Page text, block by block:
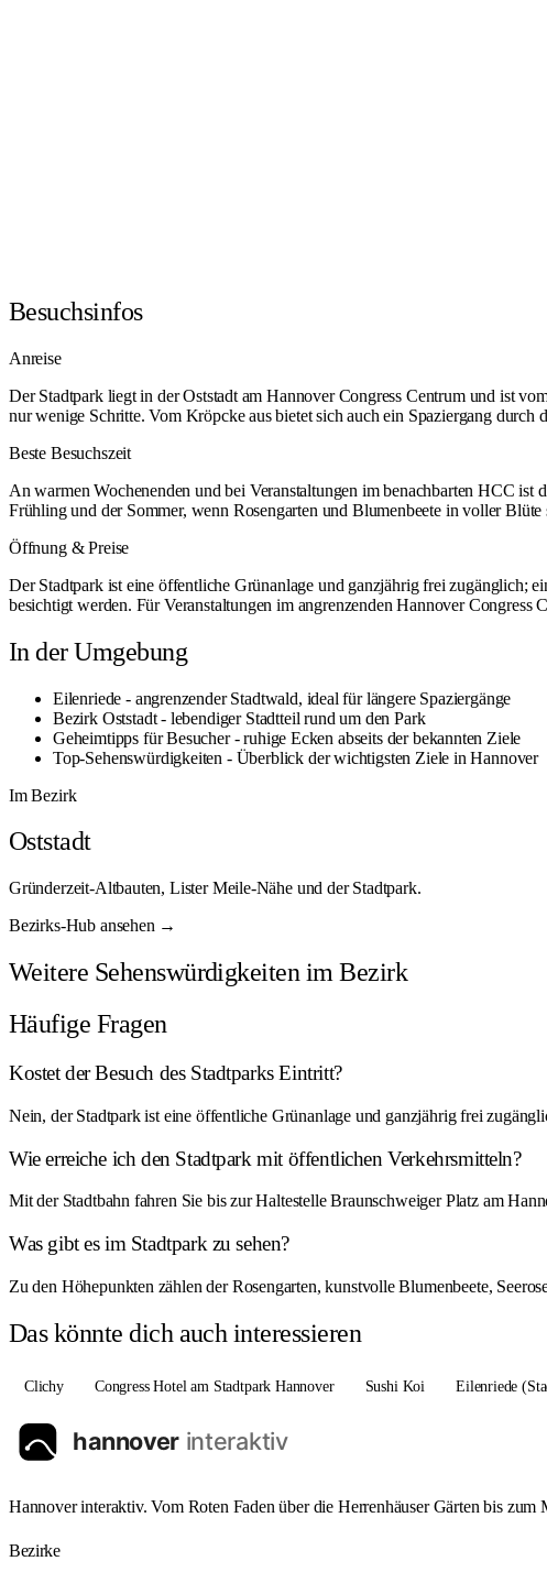
Besuchsinfos
Anreise
Der Stadtpark liegt in der Oststadt am Hannover Congress Centrum und ist
nur wenige Schritte. Vom Kröpcke aus bietet sich auch ein Spaziergang durch
Beste Besuchszeit
An warmen Wochenenden und bei Veranstaltungen im benachbarten HCC ist
Frühling und der Sommer, wenn Rosengarten und Blumenbeete in voller
Öffnung & Preise
Der Stadtpark ist eine öffentliche Grünanlage und ganzjährig frei zugänglich;
besichtigt werden. Für Veranstaltungen im angrenzenden Hannover
In der Umgebung
Eilenriede - angrenzender Stadtwald, ideal für längere Spaziergänge
Bezirk Oststadt - lebendiger Stadtteil rund um den Park
Geheimtipps für Besucher - ruhige Ecken abseits der bekannten Ziele
Top-Sehenswürdigkeiten - Überblick der wichtigsten Ziele in Hannover
Im Bezirk
Oststadt
Gründerzeit-Altbauten, Lister Meile-Nähe und der Stadtpark.
Bezirks-Hub ansehen →
Weitere Sehenswürdigkeiten im Bezirk
Häufige Fragen
Kostet der Besuch des Stadtparks Eintritt?
Nein, der Stadtpark ist eine öffentliche Grünanlage und ganzjährig frei
Wie erreiche ich den Stadtpark mit öffentlichen Verkehrsmitteln?
Mit der Stadtbahn fahren Sie bis zur Haltestelle Braunschweiger Platz am
Was gibt es im Stadtpark zu sehen?
Zu den Höhepunkten zählen der Rosengarten, kunstvolle Blumenbeete,
Das könnte dich auch interessieren
Clichy Congress Hotel am Stadtpark Hannover Sushi Koi Eilenriede
Hannover interaktiv. Vom Roten Faden über die Herrenhäuser Gärten bis
Bezirke